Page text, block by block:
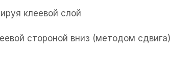
клеевой слой
стороной вниз (методом сдвига)